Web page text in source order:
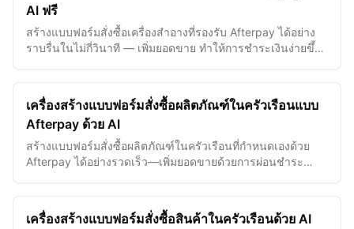
AI ฟรี
สร้างแบบฟอร์มสั่งซื้อเครื่องสำอางที่รองรับ Afterpay ได้อย่าง
ราบรื่นในไม่กี่วินาที — เพิ่มยอดขาย ทำให้การชำระเงินง่ายขึ้น
เครื่องสร้างแบบฟอร์มสั่งซื้อผลิตภัณฑ์ในครัวเรือนแบบ
Afterpay ด้วย AI
สร้างแบบฟอร์มสั่งซื้อผลิตภัณฑ์ในครัวเรือนที่กำหนดเองด้วย
Afterpay ได้อย่างรวดเร็ว—เพิ่มยอดขายด้วยการผ่อนชำระ
เครื่องสร้างแบบฟอร์มสั่งซื้อสินค้าในครัวเรือนด้วย AI